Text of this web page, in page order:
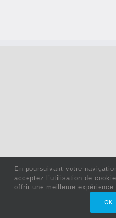
Copyright 2022 © Jack Sewing
En poursuivant votre
acceptez l’utilisation de
offrir une meilleure expérience
OK